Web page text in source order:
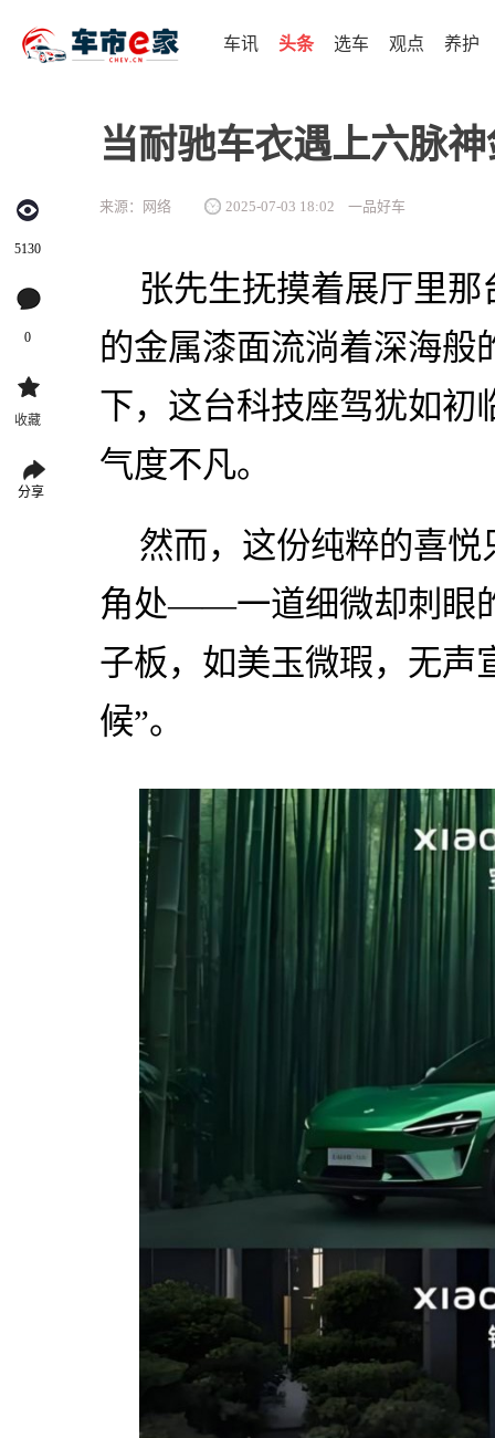
车讯 头条 选车 观点 养护
5130
0
收藏
分享
当耐驰车衣遇上六脉
来源：网络 2025-07-03 18:02 一品好车
张先生抚摸着展厅里
的金属漆面流淌着深海般
下，这台科技座驾犹如初
气度不凡。
然而，这份纯粹的喜
角处——一道细微却刺眼
子板，如美玉微瑕，无声
候”。